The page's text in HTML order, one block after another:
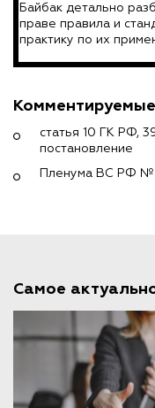
Байбак детально
праве правила и
практику по их
статья 10 ГК РФ,
постановление
Пленума ВС РФ №
Самое